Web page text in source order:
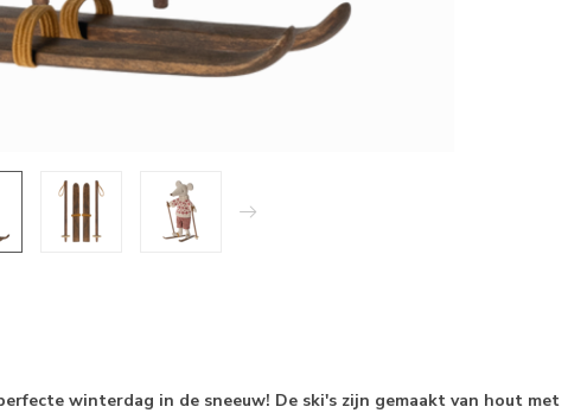
winterdag in de sneeuw! De ski's zijn gemaakt van hout met